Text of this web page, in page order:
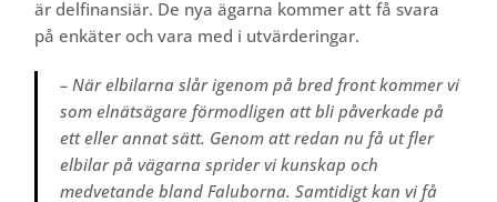
är delfinansiär. De nya ägarna kommer att få svara
på enkäter och vara med i utvärderingar.
– När elbilarna slår igenom på bred front kommer vi
som elnätsägare förmodligen att bli påverkade på
ett eller annat sätt. Genom att redan nu få ut fler
elbilar på vägarna sprider vi kunskap och
medvetande bland Faluborna. Samtidigt kan vi få